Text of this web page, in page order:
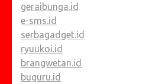
geraibunga.id
e-sms.id
serbagadget.id
ryuukoi.id
brangwetan.id
buguru.id